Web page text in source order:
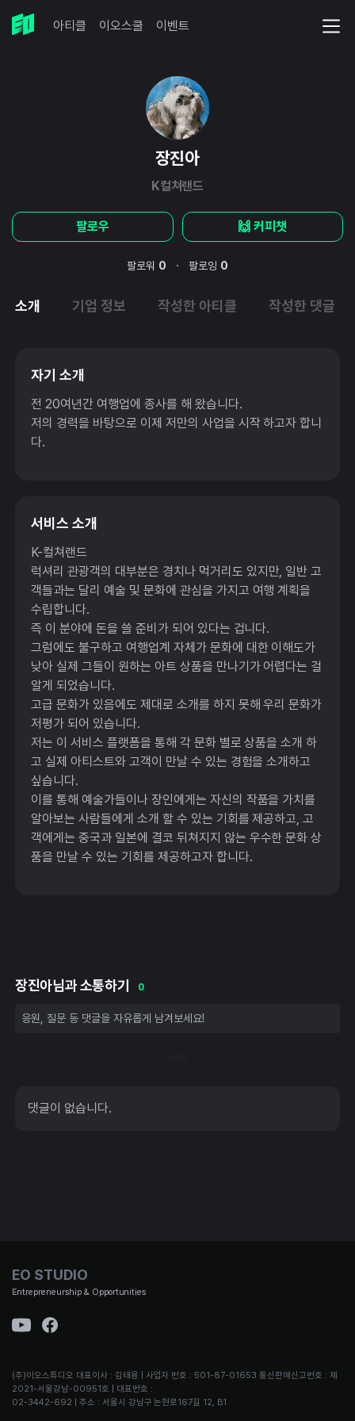
아티클 이오스쿨 이벤트
장진아
K컬쳐랜드
팔로우 🙌 커피챗
팔로워 0 · 팔로잉 0
소개 기업 정보 작성한 아티클 작성한 댓글
자기 소개
전 20여년간 여행업에 종사를 해 왔습니다.
저의 경력을 바탕으로 이제 저만의 사업을 시작 하고자 합니
다.
서비스 소개
K-컬쳐랜드
럭셔리 관광객의 대부분은 경치나 먹거리도 있지만, 일반 고
객들과는 달리 예술 및 문화에 관심을 가지고 여행 계획을
수립합니다.
즉 이 분야에 돈을 쓸 준비가 되어 있다는 겁니다.
그럼에도 불구하고 여행업계 자체가 문화에 대한 이해도가
낮아 실제 그들이 원하는 아트 상품을 만나기가 어렵다는 걸
알게 되었습니다.
고급 문화가 있음에도 제대로 소개를 하지 못해 우리 문화가
저평가 되어 있습니다.
저는 이 서비스 플랫폼을 통해 각 문화 별로 상품을 소개 하
고 실제 아티스트와 고객이 만날 수 있는 경험을 소개하고
싶습니다.
이를 통해 예술가들이나 장인에게는 자신의 작품을 가치를
알아보는 사람들에게 소개 할 수 있는 기회를 제공하고, 고
객에게는 중국과 일본에 결코 뒤쳐지지 않는 우수한 문화 상
품을 만날 수 있는 기회를 제공하고자 합니다.
장진아님과 소통하기 0
댓글이 없습니다.
EO STUDIO
Entrepreneurship & Opportunities
(주)이오스튜디오 대표이사 : 김태용 | 사업자 번호 : 501-87-01653 통신판매신고번호 : 제
2021-서울강남-00951호 | 대표번호 :
02-3442-692 | 주소 : 서울시 강남구 논현로167길 12, B1